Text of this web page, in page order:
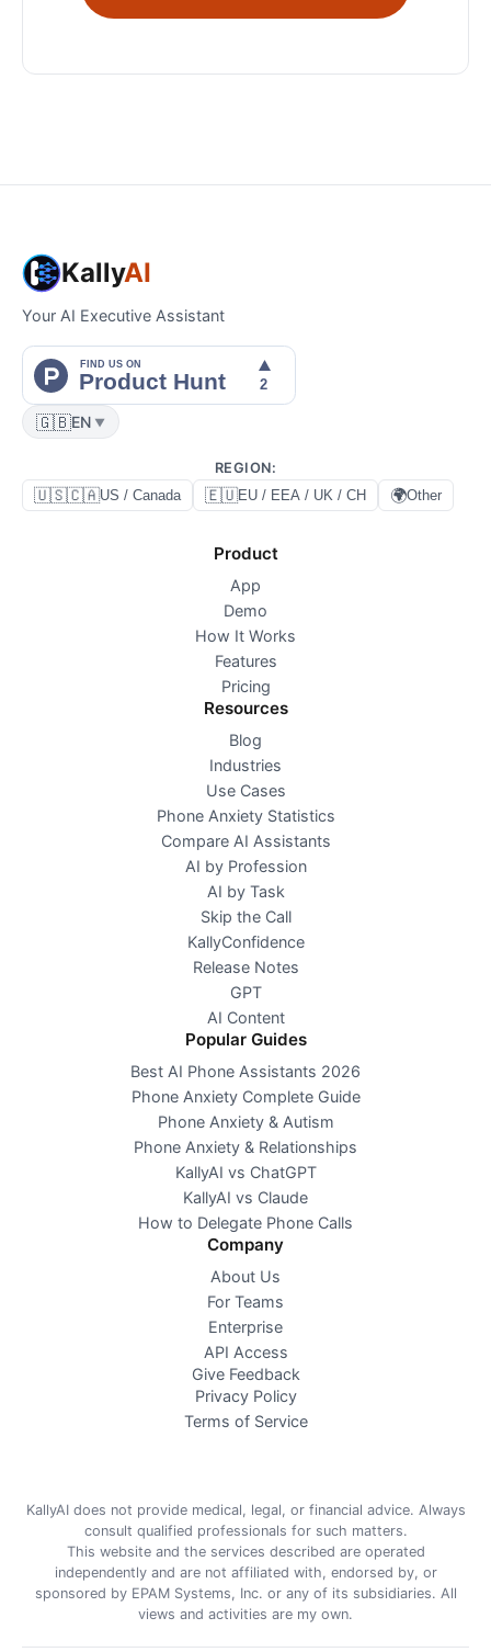
KallyAI
Your AI Executive Assistant
🇬🇧EN ▼
REGION:
🇺🇸🇨🇦US / Canada 🇪🇺EU / EEA / UK / CH 🌍Other
Product
App
Demo
How It Works
Features
Pricing
Resources
Blog
Industries
Use Cases
Phone Anxiety Statistics
Compare AI Assistants
AI by Profession
AI by Task
Skip the Call
KallyConfidence
Release Notes
GPT
AI Content
Popular Guides
Best AI Phone Assistants 2026
Phone Anxiety Complete Guide
Phone Anxiety & Autism
Phone Anxiety & Relationships
KallyAI vs ChatGPT
KallyAI vs Claude
How to Delegate Phone Calls
Company
About Us
For Teams
Enterprise
API Access
Give Feedback
Privacy Policy
Terms of Service
KallyAI does not provide medical, legal, or financial advice. Always
consult qualified professionals for such matters.
This website and the services described are operated
independently and are not affiliated with, endorsed by, or
sponsored by EPAM Systems, Inc. or any of its subsidiaries. All
views and activities are my own.